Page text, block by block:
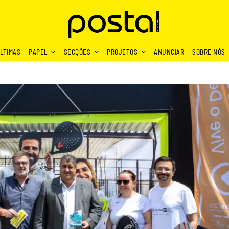
PAPEL SECÇÕES PROJETOS ANUNCIAR SOBRE NÓS